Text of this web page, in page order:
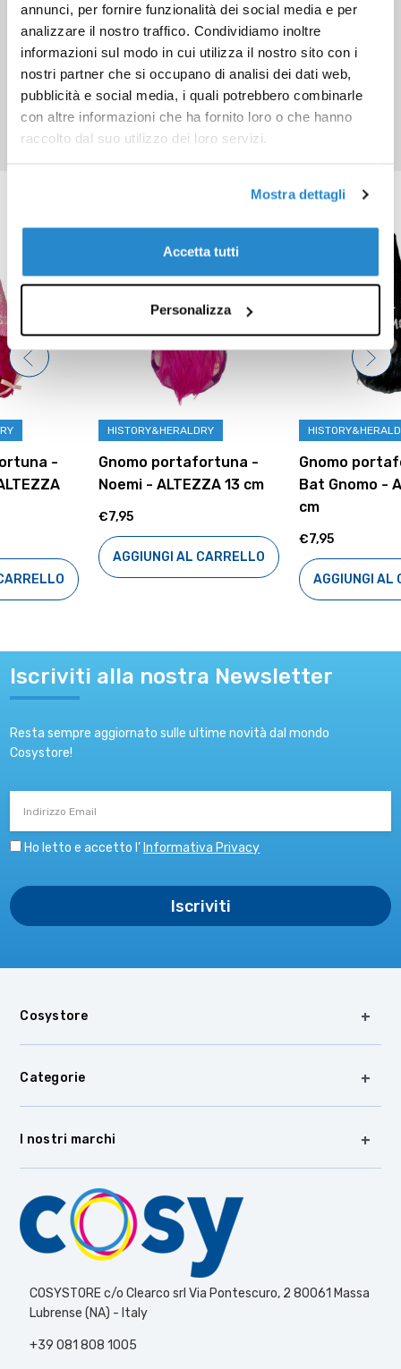
annunci, per fornire funzionalità dei social media e per
analizzare il nostro traffico. Condividiamo inoltre
informazioni sul modo in cui utilizza il nostro sito con i
nostri partner che si occupano di analisi dei dati web,
pubblicità e social media, i quali potrebbero combinarle
con altre informazioni che ha fornito loro o che hanno
raccolto dal suo utilizzo dei loro servizi.
Mostra dettagli
Accetta tutti
Personalizza
HISTORY&HERALDRY
Gnomo portafortuna -
Noemi - ALTEZZA 13 cm
AGGIUNGI AL CARRELLO
HISTORY&HERALDRY
Gnomo portafortuna -
Bat Gnomo - ALTEZZA 13
€7,95
AGGIUNGI AL CARRELLO
Iscriviti alla nostra Newsletter
Resta sempre aggiornato sulle ultime novità dal mondo
Cosystore!
Ho letto e accetto l’ Informativa Privacy
Cosystore
Categorie
I nostri marchi
COSYSTORE c/o Clearco srl Via Pontescuro, 2 80061 Massa
Lubrense (NA) - Italy
+39 081 808 1005